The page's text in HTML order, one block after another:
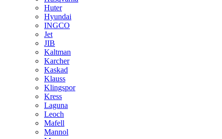
Huter
Hyundai
INGCO
Jet
JIB
Kaltman
Karcher
Kaskad
Klauss
Klingspor
Kress
Laguna
Leoch
Mafell
Mannol